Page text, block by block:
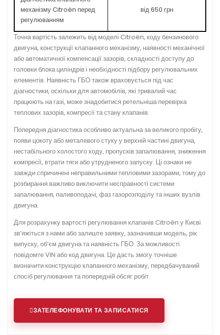
механізму Citroën перед
регулюванням
від 650 грн
Точна вартість залежить від моделі Citroën, коду бензинового
двигуна, конструкції клапанного механізму, наявності механічної
або автоматичної компенсації зазорів, складності доступу до
головки блока циліндрів і необхідності підбору регулювальних
елементів. Наявність ГБО також враховується під час
діагностики, оскільки для автомобілів, які тривалий час
працюють на газі, може знадобитися ретельніша перевірка
теплових зазорів, компресії та стану клапанів.
Попередня діагностика особливо актуальна за великого пробігу,
появи цокоту або металевого стуку у верхній частині двигуна,
нестабільного холостого ходу, пропусків запалювання, зниження
компресії, втрати тяги або утрудненого запуску. Ці ознаки не
завжди спричинені неправильними тепловими зазорами, тому до
розбирання важливо виключити несправності системи
запалювання, паливоподачі, фаз газорозподілу та інших вузлів
двигуна.
Для розрахунку вартості регулювання клапанів Citroën у Києві
зв’яжіться з нами або залиште заявку, зазначивши модель, рік
випуску, об’єм двигуна та наявність ГБО. За можливості
повідомте VIN або код двигуна. Це дасть змогу точніше
визначити конструкцію клапанного механізму, передбачуваний
спосіб регулювання та попередній обсяг робіт.
ЗАТЕЛЕФОНУВАТИ ТА ЗАПИСАТИСЯ